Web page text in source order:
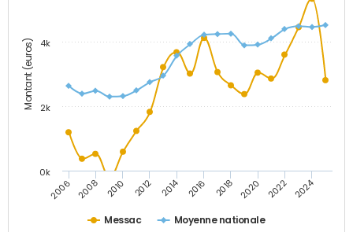
Montant (euros)
Messac Moyenne nationale
2006 2008 2010 2012 2014 2016 2018 2020 2022 2024
0k
2k
4k